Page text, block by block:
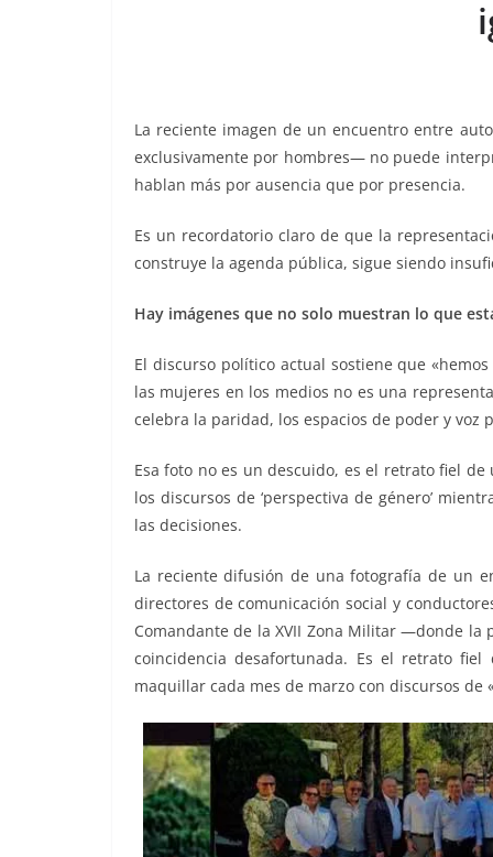
La reciente imagen de un encuentro entre
exclusivamente por hombres— no puede
hablan más por ausencia que por presencia.
Es un recordatorio claro de que la
construye la agenda pública, sigue siendo
Hay imágenes que no solo muestran lo que
El discurso político actual sostiene que
las mujeres en los medios no es una
celebra la paridad, los espacios de poder y voz
Esa foto no es un descuido, es el retrato fiel
los discursos de ‘perspectiva de género’
las decisiones.
La reciente difusión de una fotografía de un
directores de comunicación social y
Comandante de la XVII Zona Militar —donde
coincidencia desafortunada. Es el retrato
maquillar cada mes de marzo con discursos de